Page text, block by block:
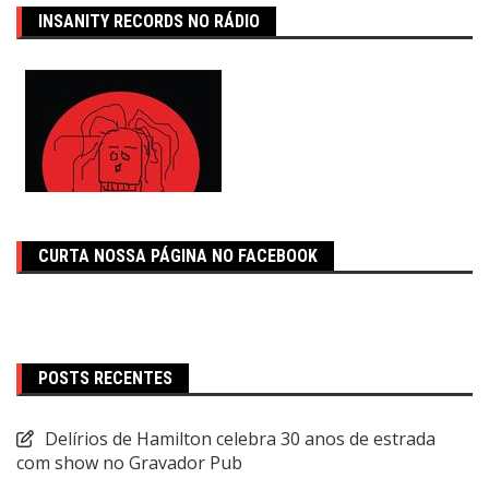
INSANITY RECORDS NO RÁDIO
CURTA NOSSA PÁGINA NO FACEBOOK
POSTS RECENTES
Delírios de Hamilton celebra 30 anos de estrada
com show no Gravador Pub